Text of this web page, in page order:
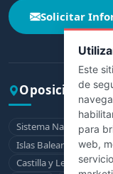
Este
de
para
web,
Solicitar
Oposiciones
Sistema Nacional de
Islas Baleares
Castilla y León